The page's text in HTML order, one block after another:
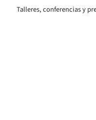
Talleres, conferencias y